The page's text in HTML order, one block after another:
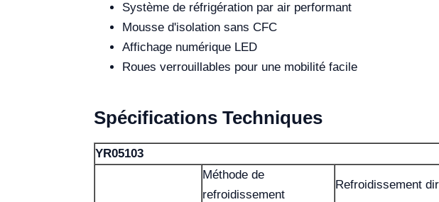
Système de réfrigération par air performant
Mousse d'isolation sans CFC
Affichage numérique LED
Roues verrouillables pour une mobilité facile
Spécifications Techniques
YR05103
Méthode de
refroidissement
Refroidissement